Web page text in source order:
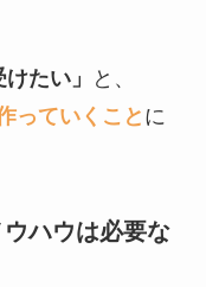
たい」
と、
っていくこと に
ハウは必要な